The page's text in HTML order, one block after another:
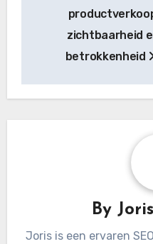
zichtbaarheid
betrokkenheid
By
Joris is een ervaren